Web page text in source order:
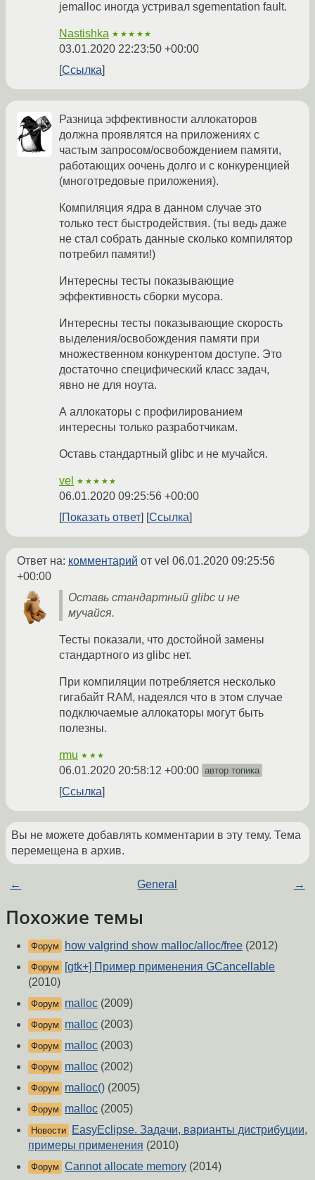
jemalloc иногда устривал sgementation fault.
Nastishka ★★★★★
03.01.2020 22:23:50 +00:00
Ссылка
Разница эффективности аллокаторов
должна проявлятся на приложениях с
частым запросом/освобождением памяти,
работающих оочень долго и с конкуренцией
(многотредовые приложения).
Компиляция ядра в данном случае это
только тест быстродействия. (ты ведь даже
не стал собрать данные сколько компилятор
потребил памяти!)
Интересны тесты показывающие
эффективность сборки мусора.
Интересны тесты показывающие скорость
выделения/освобождения памяти при
множественном конкурентом доступе. Это
достаточно специфический класс задач,
явно не для ноута.
А аллокаторы с профилированием
интересны только разработчикам.
Оставь стандартный glibc и не мучайся.
vel ★★★★★
06.01.2020 09:25:56 +00:00
Показать ответ
Ссылка
Ответ на: комментарий от vel 06.01.2020 09:25:56
+00:00
Оставь стандартный glibc и не
мучайся.
Тесты показали, что достойной замены
стандартного из glibc нет.
При компиляции потребляется несколько
гигабайт RAM, надеялся что в этом случае
подключаемые аллокаторы могут быть
полезны.
rmu ★★★
06.01.2020 20:58:12 +00:00 автор топика
Ссылка
Вы не можете добавлять комментарии в эту тему. Тема
перемещена в архив.
← General →
Похожие темы
Форум how valgrind show malloc/alloc/free (2012)
Форум
[gtk+] Пример применения GCancellable
(2010)
Форум malloc (2009)
Форум malloc (2003)
Форум malloc (2003)
Форум malloc (2002)
Форум malloc() (2005)
Форум malloc (2005)
Новости
EasyEclipse. Задачи, варианты дистрибуции,
примеры применения (2010)
Форум Cannot allocate memory (2014)